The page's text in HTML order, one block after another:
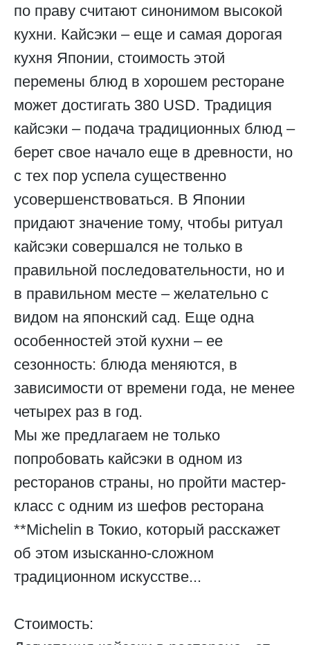
по праву считают синонимом высокой
кухни. Кайсэки – еще и самая дорогая
кухня Японии, стоимость этой
перемены блюд в хорошем ресторане
может достигать 380 USD. Традиция
кайсэки – подача традиционных блюд –
берет свое начало еще в древности, но
с тех пор успела существенно
усовершенствоваться. В Японии
придают значение тому, чтобы ритуал
кайсэки совершался не только в
правильной последовательности, но и
в правильном месте – желательно с
видом на японский сад. Еще одна
особенностей этой кухни – ее
сезонность: блюда меняются, в
зависимости от времени года, не менее
четырех раз в год.
Мы же предлагаем не только
попробовать кайсэки в одном из
ресторанов страны, но пройти мастер-
класс с одним из шефов ресторана
**Michelin в Токио, который расскажет
об этом изысканно-сложном
традиционном искусстве...
Стоимость: